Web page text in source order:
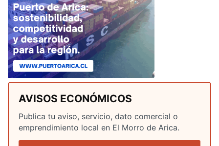
AVISOS ECONÓMICOS
Publica tu aviso, servicio, dato comercial o
emprendimiento local en El Morro de Arica.